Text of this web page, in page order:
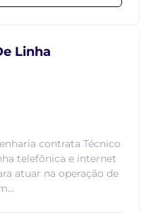
Linha
contrata Técnico
telefônica e internet
atuar na operação de